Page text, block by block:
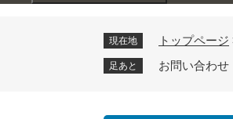
現在地 トップページ
足あと お問い合わせ